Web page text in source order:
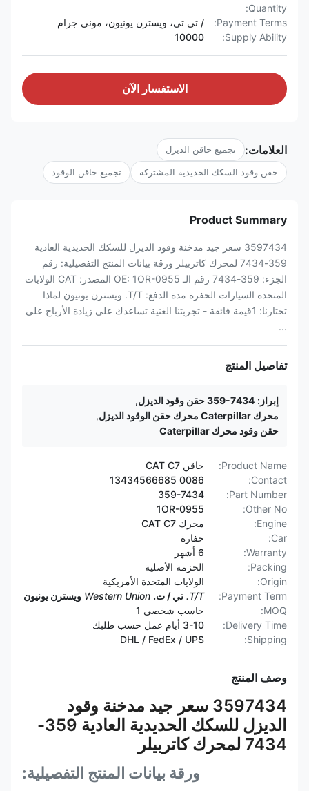
Quantity:
Payment Terms:
/ تي تي، ويسترن يونيون، موني جرام
Supply Ability:
10000
الاستفسار الآن
العلامات: تجميع حاقن الديزل
حقن وقود السكك الحديدية المشتركة تجميع حاقن الوقود
Product Summary
3597434 سعر جيد مدخنة وقود الديزل للسكك الحديدية العادية
359-7434 لمحرك كاتربيلر ورقة بيانات المنتج التفصيلية: رقم
الجزء: 359-7434 رقم الـ OE: 1OR-0955 المصدر: CAT الولايات
المتحدة السيارات الحفرة مدة الدفع: T/T. ويسترن يونيون لماذا
تختارنا: 1قيمة فائقة - تجربتنا الغنية تساعدك على زيادة الأرباح على
...
تفاصيل المنتج
إبراز: 359-7434 حقن وقود الديزل
,
محرك Caterpillar محرك حقن الوقود الديزل
,
حقن وقود محرك Caterpillar
Product Name:
حاقن CAT C7
Contact:
0086 13434566685
Part Number:
359-7434
Other No:
1OR-0955
Engine:
محرك CAT C7
Car:
حفارة
Warranty:
6 أشهر
Packing:
الحزمة الأصلية
Origin:
الولايات المتحدة الأمريكية
Payment Term:
T/T. تي / ت. Western Union ويسترن يونيون
MOQ:
حاسب شخصي 1
Delivery Time:
3-10 أيام عمل حسب طلبك
Shipping:
DHL / FedEx / UPS
وصف المنتج
3597434 سعر جيد مدخنة وقود
الديزل للسكك الحديدية العادية 359-
7434 لمحرك كاتربيلر
ورقة بيانات المنتج التفصيلية: